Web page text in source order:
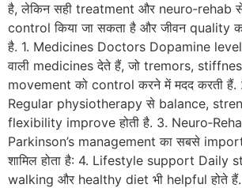
है, लेकिन सही treatment और neuro‑rehab
control किया जा सकता है और जीवन quality
है. 1. Medicines Doctors Dopamine
वाली medicines देते हैं, जो tremors,
movement को control करने में मदद करती
Regular physiotherapy से balance,
flexibility improve होती है. 3.
Parkinson’s management का सबसे
शामिल होता है: 4. Lifestyle support Daily
walking और healthy diet भी helpful होते